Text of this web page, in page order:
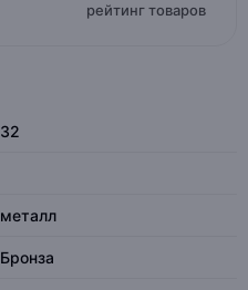
рейтинг товаров
32
металл
Бронза